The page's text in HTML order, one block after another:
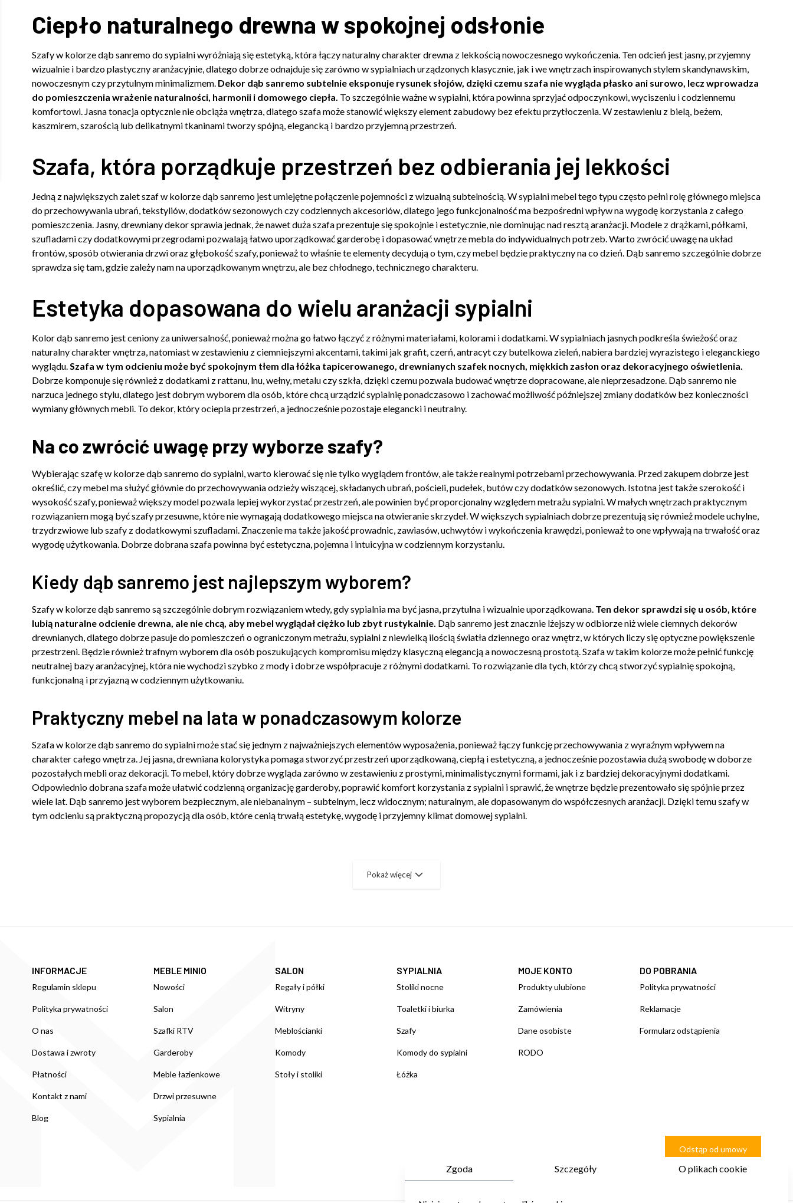
Ciepło naturalnego drewna w spokojnej odsłonie
Szafy w kolorze dąb sanremo do sypialni wyróżniają się estetyką, która łączy naturalny charakter drewna z lekkością nowoczesnego wykończenia. Ten odcień jest jasny, przyjemny
wizualnie i bardzo plastyczny aranżacyjnie, dlatego dobrze odnajduje się zarówno w sypialniach urządzonych klasycznie, jak i we wnętrzach inspirowanych stylem skandynawskim,
nowoczesnym czy przytulnym minimalizmem. Dekor dąb sanremo subtelnie eksponuje rysunek słojów, dzięki czemu szafa nie wygląda płasko ani surowo, lecz wprowadza
do pomieszczenia wrażenie naturalności, harmonii i domowego ciepła. To szczególnie ważne w sypialni, która powinna sprzyjać odpoczynkowi, wyciszeniu i codziennemu
komfortowi. Jasna tonacja optycznie nie obciąża wnętrza, dlatego szafa może stanowić większy element zabudowy bez efektu przytłoczenia. W zestawieniu z bielą, beżem,
kaszmirem, szarością lub delikatnymi tkaninami tworzy spójną, elegancką i bardzo przyjemną przestrzeń.
Szafa, która porządkuje przestrzeń bez odbierania jej lekkości
Jedną z największych zalet szaf w kolorze dąb sanremo jest umiejętne połączenie pojemności z wizualną subtelnością. W sypialni mebel tego typu często pełni rolę głównego miejsca
do przechowywania ubrań, tekstyliów, dodatków sezonowych czy codziennych akcesoriów, dlatego jego funkcjonalność ma bezpośredni wpływ na wygodę korzystania z całego
pomieszczenia. Jasny, drewniany dekor sprawia jednak, że nawet duża szafa prezentuje się spokojnie i estetycznie, nie dominując nad resztą aranżacji. Modele z drążkami, półkami,
szufladami czy dodatkowymi przegrodami pozwalają łatwo uporządkować garderobę i dopasować wnętrze mebla do indywidualnych potrzeb. Warto zwrócić uwagę na układ
frontów, sposób otwierania drzwi oraz głębokość szafy, ponieważ to właśnie te elementy decydują o tym, czy mebel będzie praktyczny na co dzień. Dąb sanremo szczególnie dobrze
sprawdza się tam, gdzie zależy nam na uporządkowanym wnętrzu, ale bez chłodnego, technicznego charakteru.
Estetyka dopasowana do wielu aranżacji sypialni
Kolor dąb sanremo jest ceniony za uniwersalność, ponieważ można go łatwo łączyć z różnymi materiałami, kolorami i dodatkami. W sypialniach jasnych podkreśla świeżość oraz
naturalny charakter wnętrza, natomiast w zestawieniu z ciemniejszymi akcentami, takimi jak grafit, czerń, antracyt czy butelkowa zieleń, nabiera bardziej wyrazistego i eleganckiego
wyglądu. Szafa w tym odcieniu może być spokojnym tłem dla łóżka tapicerowanego, drewnianych szafek nocnych, miękkich zasłon oraz dekoracyjnego oświetlenia.
Dobrze komponuje się również z dodatkami z rattanu, lnu, wełny, metalu czy szkła, dzięki czemu pozwala budować wnętrze dopracowane, ale nieprzesadzone. Dąb sanremo nie
narzuca jednego stylu, dlatego jest dobrym wyborem dla osób, które chcą urządzić sypialnię ponadczasowo i zachować możliwość późniejszej zmiany dodatków bez konieczności
wymiany głównych mebli. To dekor, który ociepla przestrzeń, a jednocześnie pozostaje elegancki i neutralny.
Na co zwrócić uwagę przy wyborze szafy?
Wybierając szafę w kolorze dąb sanremo do sypialni, warto kierować się nie tylko wyglądem frontów, ale także realnymi potrzebami przechowywania. Przed zakupem dobrze jest
określić, czy mebel ma służyć głównie do przechowywania odzieży wiszącej, składanych ubrań, pościeli, pudełek, butów czy dodatków sezonowych. Istotna jest także szerokość i
wysokość szafy, ponieważ większy model pozwala lepiej wykorzystać przestrzeń, ale powinien być proporcjonalny względem metrażu sypialni. W małych wnętrzach praktycznym
rozwiązaniem mogą być szafy przesuwne, które nie wymagają dodatkowego miejsca na otwieranie skrzydeł. W większych sypialniach dobrze prezentują się również modele uchylne,
trzydrzwiowe lub szafy z dodatkowymi szufladami. Znaczenie ma także jakość prowadnic, zawiasów, uchwytów i wykończenia krawędzi, ponieważ to one wpływają na trwałość oraz
wygodę użytkowania. Dobrze dobrana szafa powinna być estetyczna, pojemna i intuicyjna w codziennym korzystaniu.
Kiedy dąb sanremo jest najlepszym wyborem?
Szafy w kolorze dąb sanremo są szczególnie dobrym rozwiązaniem wtedy, gdy sypialnia ma być jasna, przytulna i wizualnie uporządkowana. Ten dekor sprawdzi się u osób, które
lubią naturalne odcienie drewna, ale nie chcą, aby mebel wyglądał ciężko lub zbyt rustykalnie. Dąb sanremo jest znacznie lżejszy w odbiorze niż wiele ciemnych dekorów
drewnianych, dlatego dobrze pasuje do pomieszczeń o ograniczonym metrażu, sypialni z niewielką ilością światła dziennego oraz wnętrz, w których liczy się optyczne powiększenie
przestrzeni. Będzie również trafnym wyborem dla osób poszukujących kompromisu między klasyczną elegancją a nowoczesną prostotą. Szafa w takim kolorze może pełnić funkcję
neutralnej bazy aranżacyjnej, która nie wychodzi szybko z mody i dobrze współpracuje z różnymi dodatkami. To rozwiązanie dla tych, którzy chcą stworzyć sypialnię spokojną,
funkcjonalną i przyjazną w codziennym użytkowaniu.
Praktyczny mebel na lata w ponadczasowym kolorze
Szafa w kolorze dąb sanremo do sypialni może stać się jednym z najważniejszych elementów wyposażenia, ponieważ łączy funkcję przechowywania z wyraźnym wpływem na
charakter całego wnętrza. Jej jasna, drewniana kolorystyka pomaga stworzyć przestrzeń uporządkowaną, ciepłą i estetyczną, a jednocześnie pozostawia dużą swobodę w doborze
pozostałych mebli oraz dekoracji. To mebel, który dobrze wygląda zarówno w zestawieniu z prostymi, minimalistycznymi formami, jak i z bardziej dekoracyjnymi dodatkami.
Odpowiednio dobrana szafa może ułatwić codzienną organizację garderoby, poprawić komfort korzystania z sypialni i sprawić, że wnętrze będzie prezentowało się spójnie przez
wiele lat. Dąb sanremo jest wyborem bezpiecznym, ale niebanalnym – subtelnym, lecz widocznym; naturalnym, ale dopasowanym do współczesnych aranżacji. Dzięki temu szafy w
tym odcieniu są praktyczną propozycją dla osób, które cenią trwałą estetykę, wygodę i przyjemny klimat domowej sypialni.
Pokaż więcej
INFORMACJE
Regulamin sklepu
Polityka prywatności
O nas
Dostawa i zwroty
Płatności
Kontakt z nami
Blog
MEBLE MINIO
Nowości
Salon
Szafki RTV
Garderoby
Meble łazienkowe
Drzwi przesuwne
Sypialnia
SALON
Regały i półki
Witryny
Meblościanki
Komody
Stoły i stoliki
SYPIALNIA
Stoliki nocne
Toaletki i biurka
Szafy
Komody do sypialni
Łóżka
MOJE KONTO
Produkty ulubione
Zamówienia
Dane osobiste
RODO
DO POBRANIA
Polityka prywatności
Reklamacje
Formularz odstąpienia
Odstąp od umowy
Zgoda Szczegóły O plikach cookie